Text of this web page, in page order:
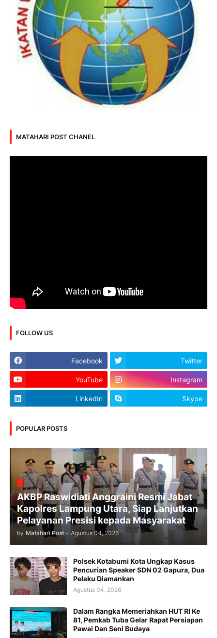
MATAHARI POST CHANEL
FOLLOW US
Facebook Twitter
YouTube Instagram
LinkedIn Skype
POPULAR POSTS
AKBP Raswidiati Anggraini Resmi Jabat
Kapolres Lampung Utara, Siap Lanjutkan
Pelayanan Presisi kepada Masyarakat
by Matahari Post - Agustus 04, 2026
Polsek Kotabumi Kota Ungkap Kasus
Pencurian Speaker SDN 02 Gapura, Dua
Pelaku Diamankan
Agustus 04, 2026
Dalam Rangka Memeriahkan HUT RI Ke
81, Pemkab Tuba Gelar Rapat Persiapan
Pawai Dan Seni Budaya